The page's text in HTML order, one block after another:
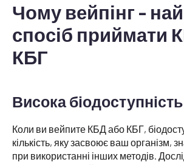
Чому вейпінг -
спосіб приймати
КБГ
Висока
Коли ви вейпите КБД або КБГ,
кількість, яку засвоює ваш організм,
при використанні інших методів.